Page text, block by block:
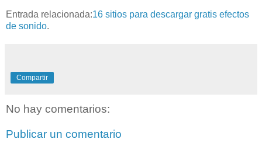
Entrada relacionada:16 sitios para descargar gratis efectos
de sonido.
Compartir
No hay comentarios:
Publicar un comentario